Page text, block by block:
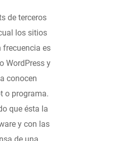
de terceros
los sitios
frecuencia es
WordPress y
conocen
o programa.
que ésta la
y con las